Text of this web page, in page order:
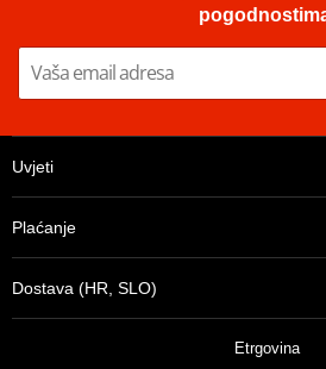
Uvjeti
Plaćanje
Dostava (HR, SLO)
Etrgovina